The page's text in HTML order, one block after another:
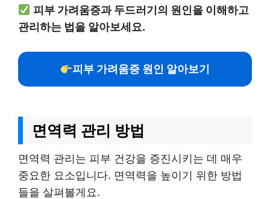
피부 가려움증과 두드러기의 원인을 이해하고
관리하는 법을 알아보세요.
피부 가려움증 원인 알아보기
면역력 관리 방법
면역력 관리는 피부 건강을 증진시키는 데 매우
중요한 요소입니다. 면역력을 높이기 위한 방법
들을 살펴볼게요.